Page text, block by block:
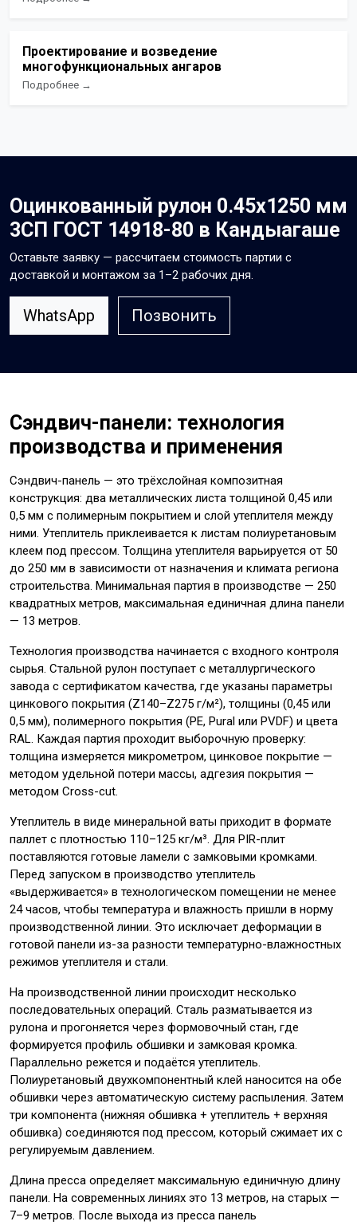
Проектирование и возведение
многофункциональных ангаров
Подробнее →
Оцинкованный рулон 0.45x1250 мм
3СП ГОСТ 14918-80 в Кандыагаше
Оставьте заявку — рассчитаем стоимость партии с
доставкой и монтажом за 1–2 рабочих дня.
WhatsApp Позвонить
Сэндвич-панели: технология
производства и применения
Сэндвич-панель — это трёхслойная композитная
конструкция: два металлических листа толщиной 0,45 или
0,5 мм с полимерным покрытием и слой утеплителя между
ними. Утеплитель приклеивается к листам полиуретановым
клеем под прессом. Толщина утеплителя варьируется от 50
до 250 мм в зависимости от назначения и климата региона
строительства. Минимальная партия в производстве — 250
квадратных метров, максимальная единичная длина панели
— 13 метров.
Технология производства начинается с входного контроля
сырья. Стальной рулон поступает с металлургического
завода с сертификатом качества, где указаны параметры
цинкового покрытия (Z140–Z275 г/м²), толщины (0,45 или
0,5 мм), полимерного покрытия (PE, Pural или PVDF) и цвета
RAL. Каждая партия проходит выборочную проверку:
толщина измеряется микрометром, цинковое покрытие —
методом удельной потери массы, адгезия покрытия —
методом Cross-cut.
Утеплитель в виде минеральной ваты приходит в формате
паллет с плотностью 110–125 кг/м³. Для PIR-плит
поставляются готовые ламели с замковыми кромками.
Перед запуском в производство утеплитель
«выдерживается» в технологическом помещении не менее
24 часов, чтобы температура и влажность пришли в норму
производственной линии. Это исключает деформации в
готовой панели из-за разности температурно-влажностных
режимов утеплителя и стали.
На производственной линии происходит несколько
последовательных операций. Сталь разматывается из
рулона и прогоняется через формовочный стан, где
формируется профиль обшивки и замковая кромка.
Параллельно режется и подаётся утеплитель.
Полиуретановый двухкомпонентный клей наносится на обе
обшивки через автоматическую систему распыления. Затем
три компонента (нижняя обшивка + утеплитель + верхняя
обшивка) соединяются под прессом, который сжимает их с
регулируемым давлением.
Длина пресса определяет максимальную единичную длину
панели. На современных линиях это 13 метров, на старых —
7–9 метров. После выхода из пресса панель